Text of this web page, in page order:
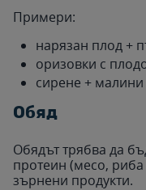
Примери:
нарязан плод +
оризовки с
сирене +
Обяд
Обядът трябва да
протеин (месо,
зърнени продукти.